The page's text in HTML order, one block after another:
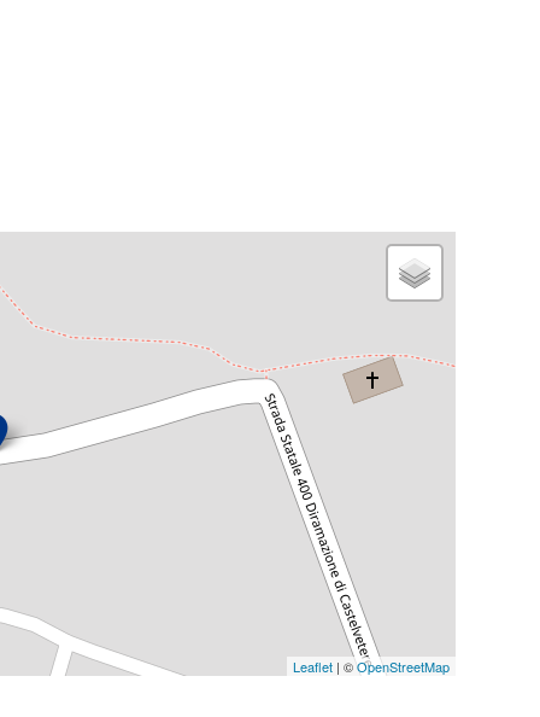
Leaflet| ©OpenStreetMap